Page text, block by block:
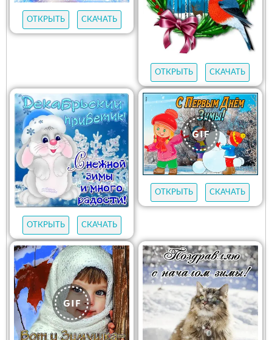
ОТКРЫТЬ СКАЧАТЬ
ОТКРЫТЬ СКАЧАТЬ
ОТКРЫТЬ СКАЧАТЬ
ОТКРЫТЬ СКАЧАТЬ